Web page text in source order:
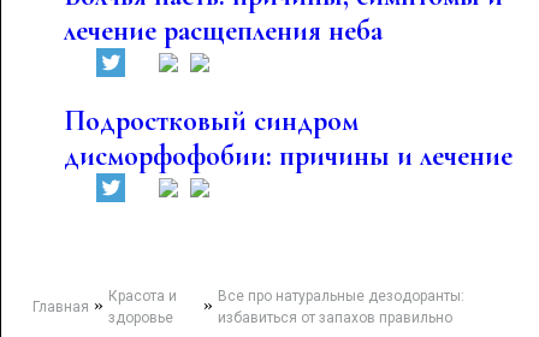
лечение расщепления неба
Подростковый синдром
дисморфофобии: причины и лечение
Главная » Красота и
здоровье
» Все про натуральные дезодоранты:
избавиться от запахов правильно